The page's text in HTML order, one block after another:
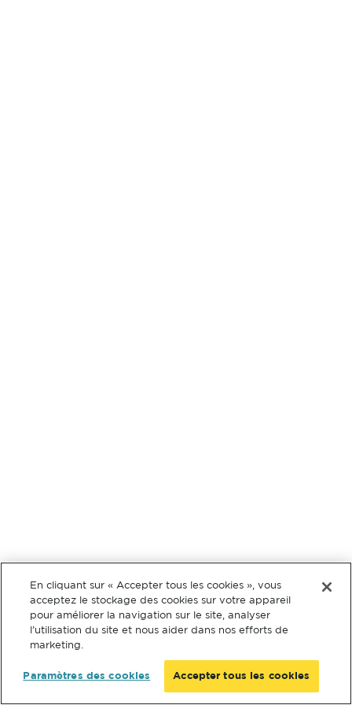
En cliquant sur « Accepter tous les cookies », vous
acceptez le stockage des cookies sur votre appareil
pour améliorer la navigation sur le site, analyser
l’utilisation du site et nous aider dans nos efforts de
marketing.
Paramètres des cookies Accepter tous les cookies